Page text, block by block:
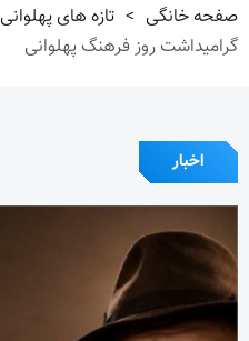
صفحه خانگی > تازه های پهلوانی
گرامیداشت روز فرهنگ پهلوانی
اخبار